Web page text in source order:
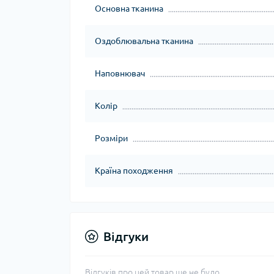
Основна тканина
Оздоблювальна тканина
Наповнювач
Колір
Розміри
Країна походження
Відгуки
Відгуків про цей товар ще не було.